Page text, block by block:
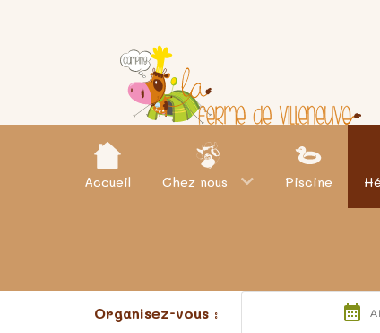
Accueil Chez nous Piscine
Organisez-vous :